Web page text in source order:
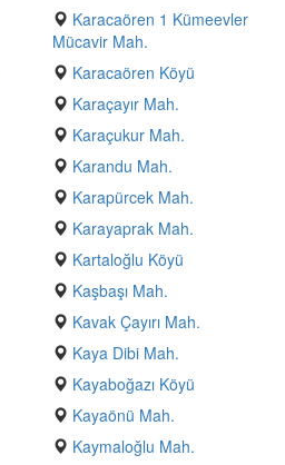
Karacaören 1 Kümeevler
Mücavir Mah.
Karacaören Köyü
Karaçayır Mah.
Karaçukur Mah.
Karandu Mah.
Karapürcek Mah.
Karayaprak Mah.
Kartaloğlu Köyü
Kaşbaşı Mah.
Kavak Çayırı Mah.
Kaya Dibi Mah.
Kayaboğazı Köyü
Kayaönü Mah.
Kaymaloğlu Mah.